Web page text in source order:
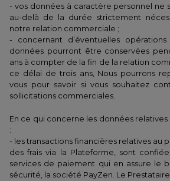
- vos données à caractère personnel ne
au-delà de la durée strictement
notre relation commerciale ;
- concernant d’éventuelles
données pourront être conservées
ans à compter de la fin de la relation
ce délai de trois ans, Nous pourrons
vous pour savoir si vous souhaitez
sollicitations commerciales.
En ce qui concerne les données
:
- les transactions financières relatives au
des frais via la Plateforme, sont
services de paiement qui en assure le
sécurité, la société PayZen. Le